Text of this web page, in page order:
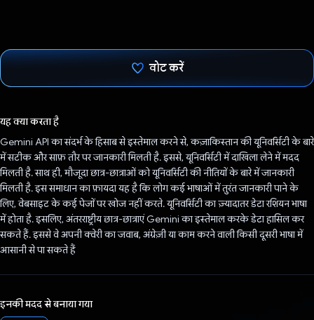
वोट करें
यह क्या करता है
Gemini API का संदर्भ के हिसाब से इस्तेमाल करने से, कज़ाकिस्तान की यूनिवर्सिटी के बारे
में सटीक और साफ़ तौर पर जानकारी मिलती है. इससे, यूनिवर्सिटी में दाखिला लेने में मदद
मिलती है. साथ ही, मौजूदा छात्र-छात्राओं को यूनिवर्सिटी की नीतियों के बारे में जानकारी
मिलती है. इस समाधान का फ़ायदा यह है कि लोग कई भाषाओं में तुरंत जानकारी पाने के
लिए, वेबसाइट के कई पेजों पर खोज नहीं करते. यूनिवर्सिटी का ज़्यादातर डेटा रशियन भाषा
में होता है. इसलिए, अंतरराष्ट्रीय छात्र-छात्राएं Gemini का इस्तेमाल करके डेटा हासिल कर
सकते हैं. इससे वे अपनी क्वेरी का जवाब, अंग्रेज़ी या काम करने वाली किसी दूसरी भाषा में
आसानी से पा सकते हैं
इनकी मदद से बनाया गया